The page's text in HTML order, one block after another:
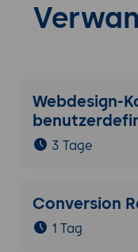
Webdesign-
3 Tage
Conversion
1 Tag